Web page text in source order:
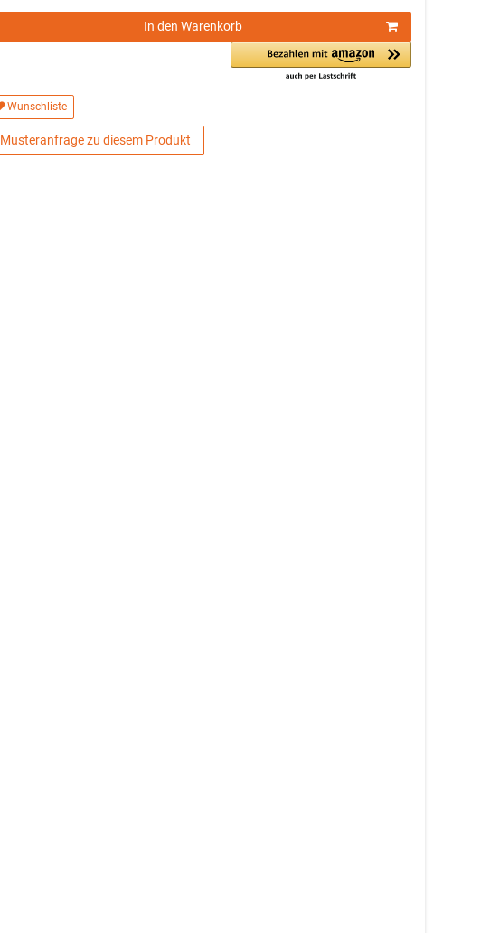
In den Warenkorb
Wunschliste
Musteranfrage zu diesem Produkt